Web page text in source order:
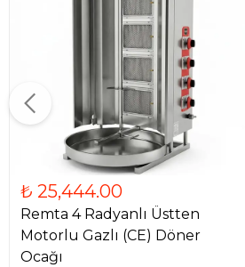
₺ 25,444.00
Remta 4 Radyanlı Üstten
Motorlu Gazlı (CE) Döner
Ocağı